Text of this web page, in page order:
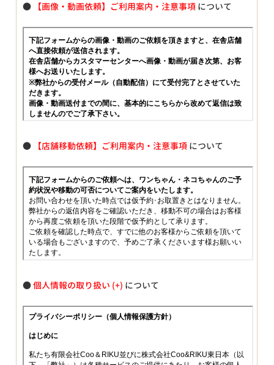
● 【画像・動画依頼】ご利用案内・注意事項 について
● 【店舗移動依頼】ご利用案内・注意事項 について
●個人情報の取り扱い について